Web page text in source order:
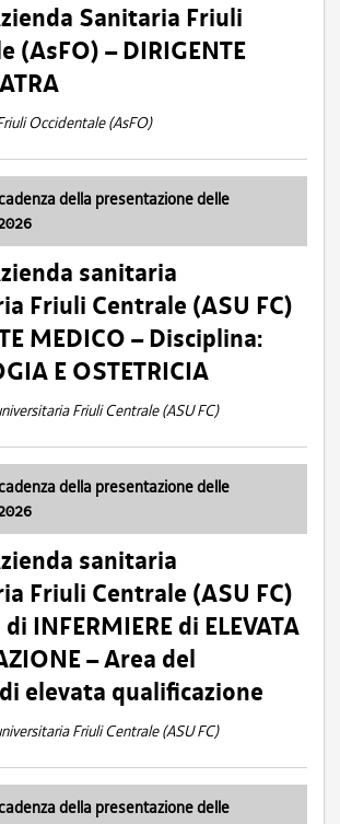
Sanitaria Friuli
(AsFO) – DIRIGENTE
Occidentale (AsFO)
della presentazione delle
sanitaria
Friuli Centrale (ASU FC)
MEDICO – Disciplina:
E OSTETRICIA
Friuli Centrale (ASU FC)
della presentazione delle
sanitaria
Friuli Centrale (ASU FC)
INFERMIERE di ELEVATA
– Area del
elevata qualificazione
Friuli Centrale (ASU FC)
della presentazione delle